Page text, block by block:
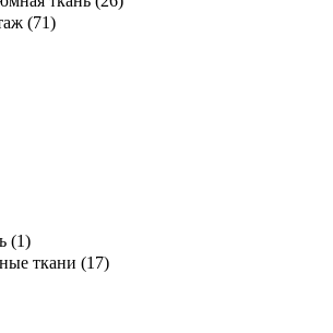
(71)
(1)
ткани (17)